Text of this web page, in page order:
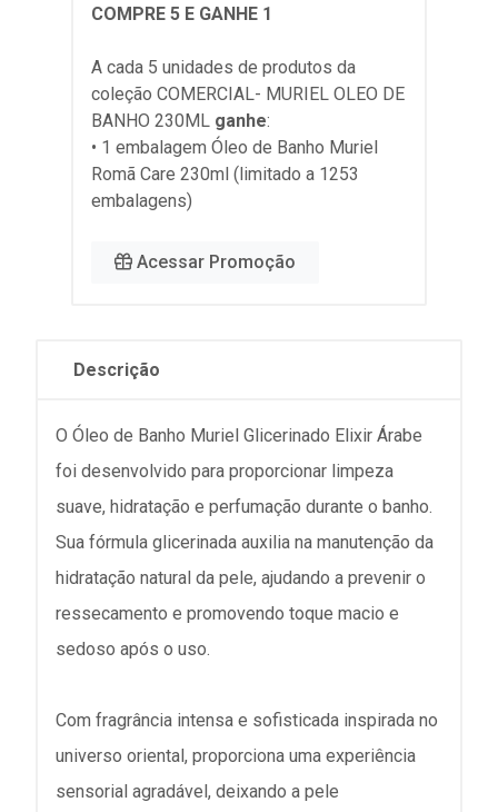
COMPRE 5 E GANHE 1
A cada 5 unidades de produtos da
coleção COMERCIAL- MURIEL OLEO DE
BANHO 230ML ganhe:
• 1 embalagem Óleo de Banho Muriel
Romã Care 230ml (limitado a 1253
embalagens)
Acessar Promoção
Descrição
O Óleo de Banho Muriel Glicerinado Elixir Árabe
foi desenvolvido para proporcionar limpeza
suave, hidratação e perfumação durante o banho.
Sua fórmula glicerinada auxilia na manutenção da
hidratação natural da pele, ajudando a prevenir o
ressecamento e promovendo toque macio e
sedoso após o uso.
Com fragrância intensa e sofisticada inspirada no
universo oriental, proporciona uma experiência
sensorial agradável, deixando a pele